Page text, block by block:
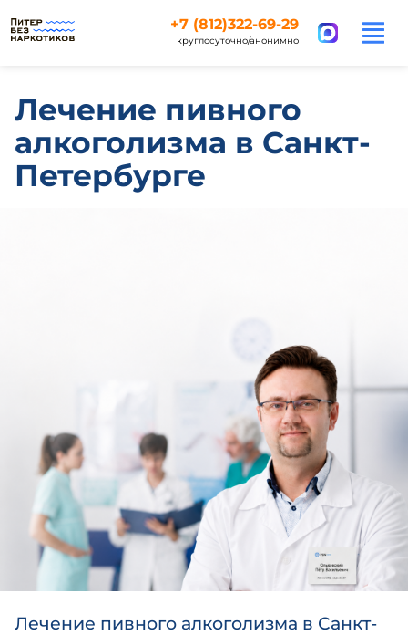
+7 (812)322-69-29
круглосуточно/анонимно
Лечение пивного
алкоголизма в Санкт-
Петербурге
Лечение пивного алкоголизма в Санкт-